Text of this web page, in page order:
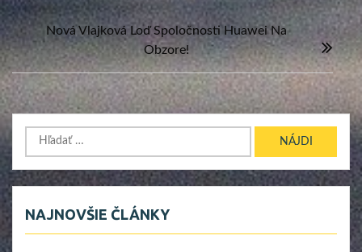
článku
Nová Vlajková Loď Spoločnosti Huawei Na
Obzore!
Hľadať:
NAJNOVŠIE ČLÁNKY